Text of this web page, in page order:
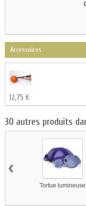
Accessoires
12,75 €
30 autres produits
Tortue lumineuse
‹